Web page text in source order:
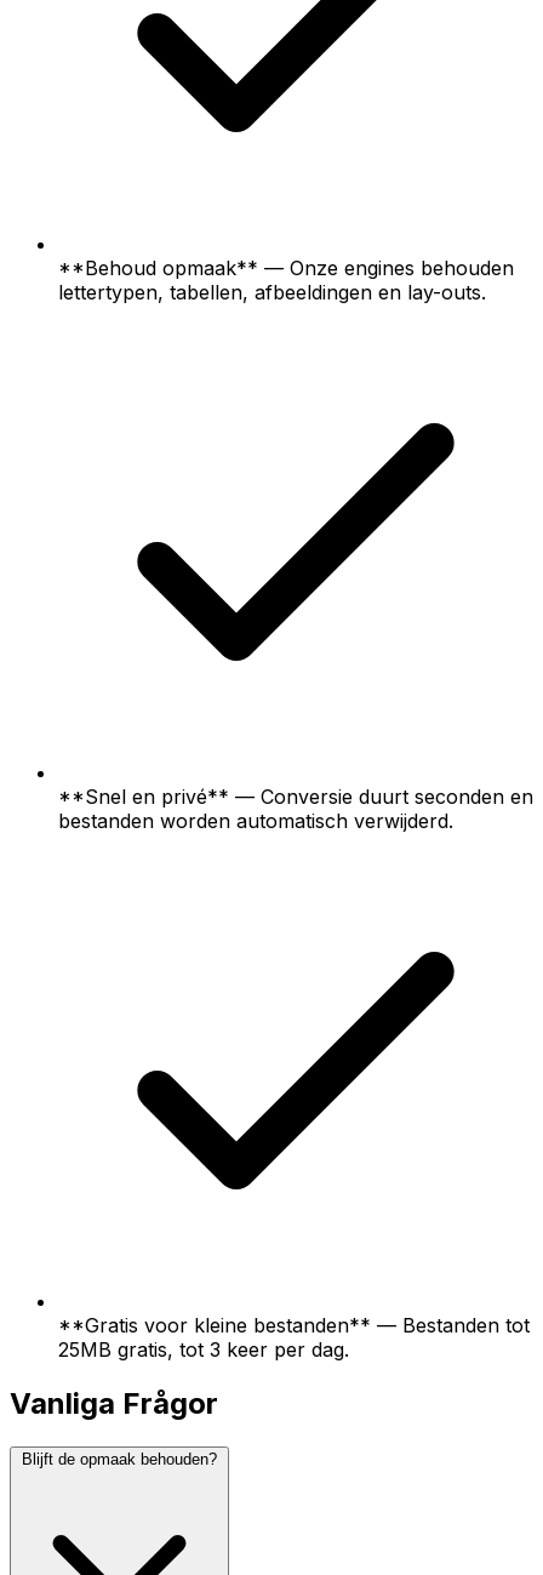
**Behoud opmaak** — Onze engines behouden
lettertypen, tabellen, afbeeldingen en lay-outs.
**Snel en privé** — Conversie duurt seconden en
bestanden worden automatisch verwijderd.
**Gratis voor kleine bestanden** — Bestanden tot
25MB gratis, tot 3 keer per dag.
Vanliga Frågor
Blijft de opmaak behouden?